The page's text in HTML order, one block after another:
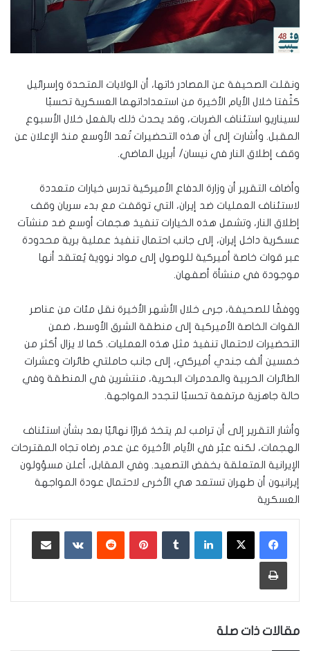
ونقلت الصحيفة عن المصادر ذاتها، أن الولايات المتحدة وإسرائيل
كثّفتا خلال الأيام الأخيرة من استعداداتهما العسكرية تحسبًا
لسيناريو استئناف الضربات، وقد يحدث ذلك بالفعل خلال الأسبوع
المقبل. وأشارت إلى أن هذه التحضيرات تُعد الأوسع منذ الإعلان عن
وقف إطلاق النار في نيسان/ أبريل الماضي.
وأضاف التقرير أن وزارة الدفاع الأميركية تدرس خيارات متعددة
لاستئناف العمليات ضد إيران، التي توقفت مع بدء سريان وقف
إطلاق النار، وتشمل هذه الخيارات تنفيذ هجمات أوسع ضد منشآت
عسكرية داخل إيران، إلى جانب احتمال تنفيذ عملية برية محدودة
عبر قوات خاصة أميركية للوصول إلى مواد نووية يُعتقد أنها
موجودة في منشأة أصفهان.
ووفقًا للصحيفة، جرى خلال الأشهر الأخيرة نقل مئات من عناصر
القوات الخاصة الأميركية إلى منطقة الشرق الأوسط، ضمن
التحضيرات لاحتمال تنفيذ مثل هذه العمليات. كما لا يزال أكثر من
خمسين ألف جندي أميركي، إلى جانب حاملتي طائرات وعشرات
الطائرات الحربية والمدمرات البحرية، منتشرين في المنطقة وفي
حالة جاهزية مرتفعة تحسبًا لتجدد المواجهة.
وأشار التقرير إلى أن ترامب لم يتخذ قرارًا نهائيًا بعد بشأن استئناف
الهجمات، لكنه عبّر في الأيام الأخيرة عن عدم رضاه تجاه المقترحات
الإيرانية المتعلقة بخفض التصعيد. وفي المقابل، أعلن مسؤولون
إيرانيون أن طهران تستعد هي الأخرى لاحتمال عودة المواجهة
العسكرية
لينكدإن بينتيريست ‏VKontakte
طباعة
مقالات ذات صلة